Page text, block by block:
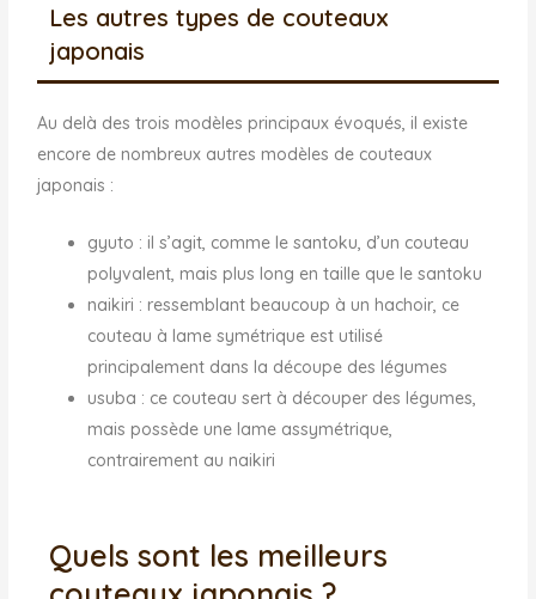
Les autres types de couteaux
japonais
Au delà des trois modèles principaux évoqués, il existe
encore de nombreux autres modèles de couteaux
japonais :
gyuto : il s’agit, comme le santoku, d’un couteau
polyvalent, mais plus long en taille que le santoku
naikiri : ressemblant beaucoup à un hachoir, ce
couteau à lame symétrique est utilisé
principalement dans la découpe des légumes
usuba : ce couteau sert à découper des légumes,
mais possède une lame assymétrique,
contrairement au naikiri
Quels sont les meilleurs